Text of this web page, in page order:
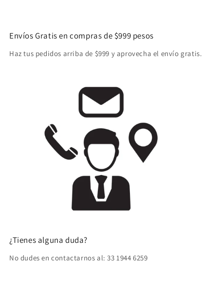
Envíos Gratis en compras de $999 pesos
Haz tus pedidos arriba de $999 y aprovecha el envío gratis.
¿Tienes alguna duda?
No dudes en contactarnos al: 33 1944 6259